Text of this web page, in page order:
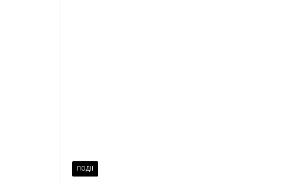
ПОДІЇ